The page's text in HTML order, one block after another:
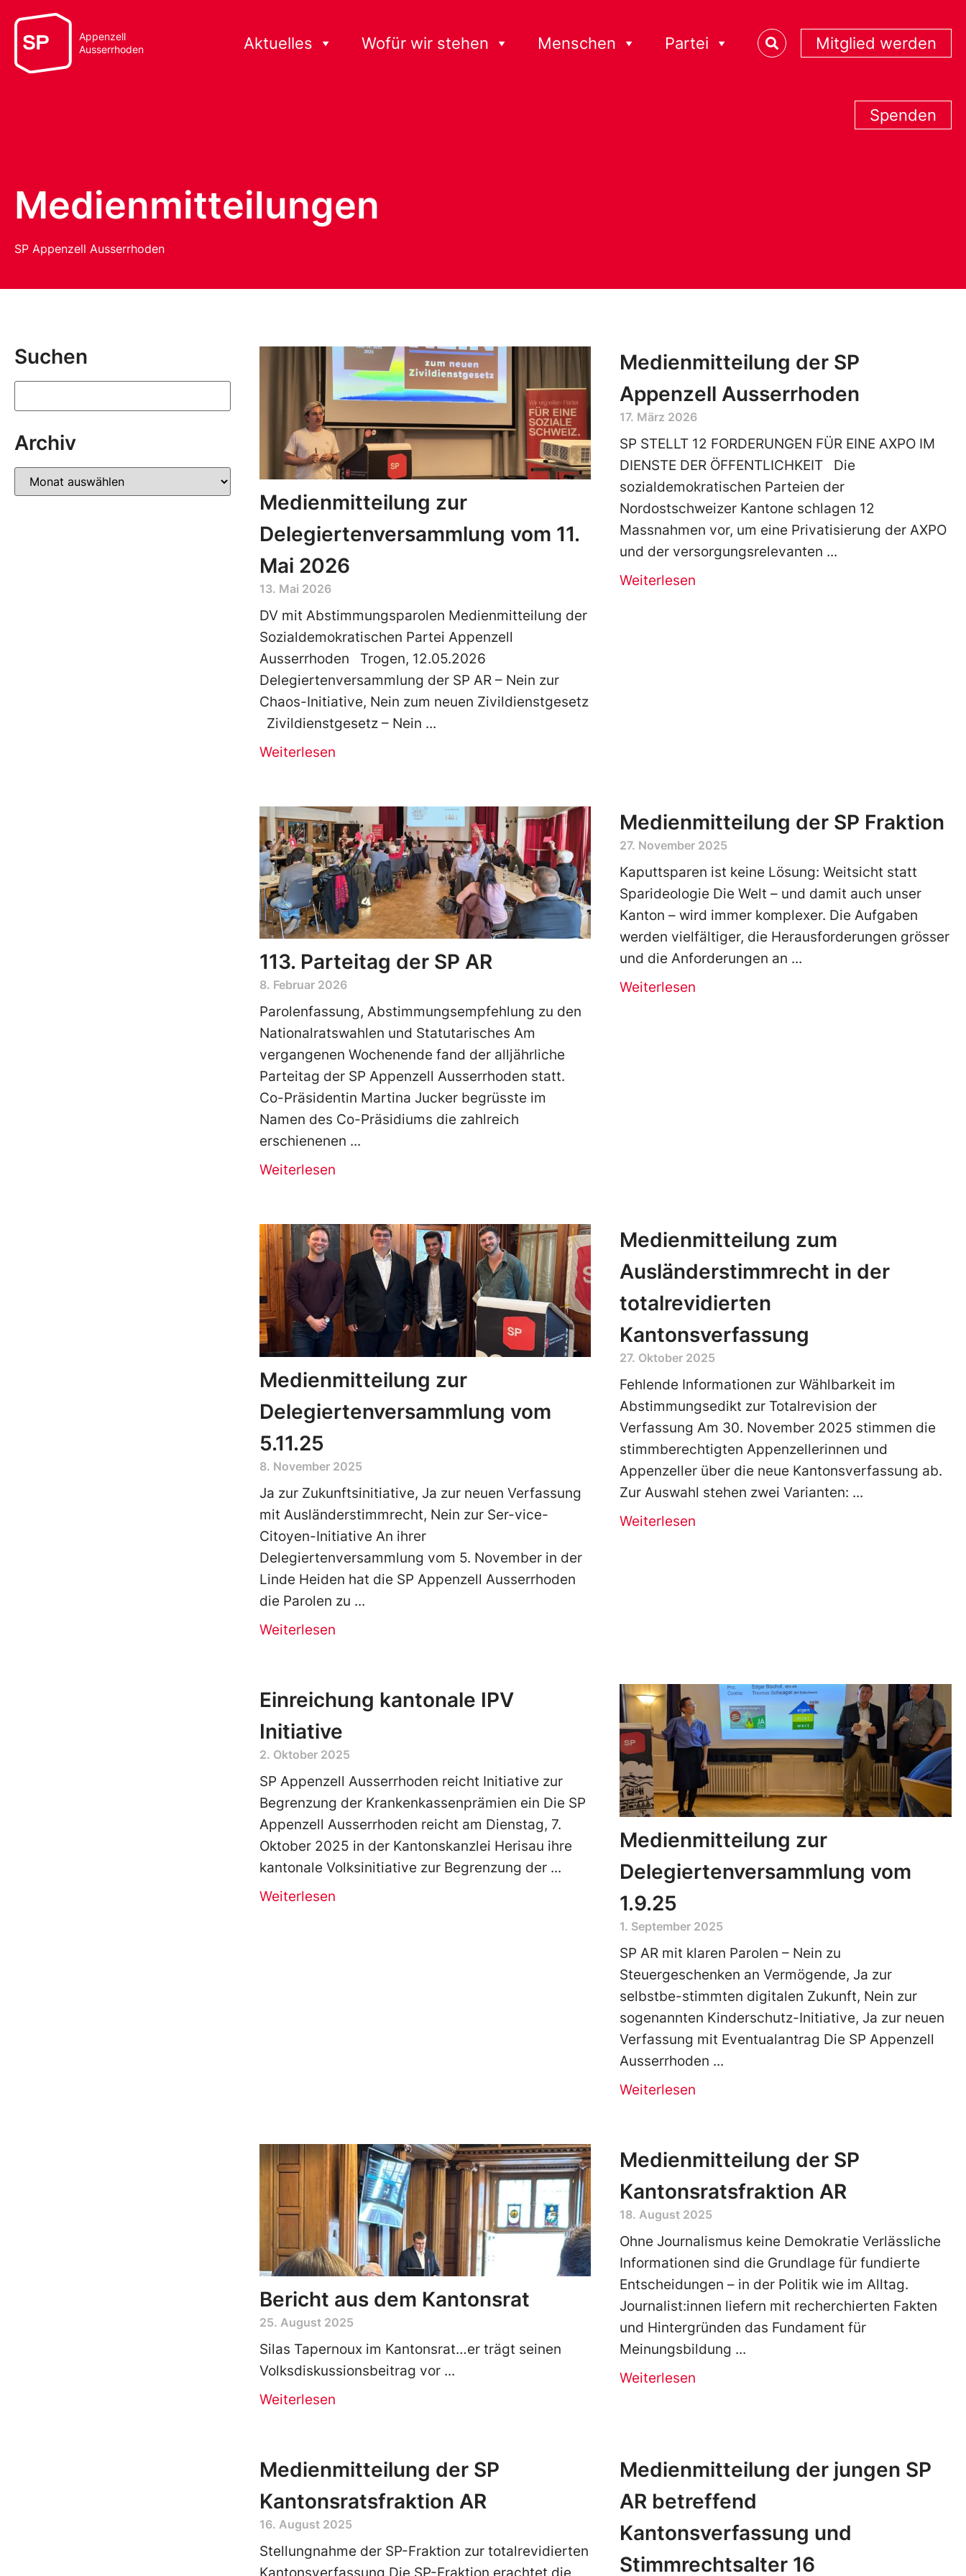
Appenzell
Ausserrhoden
Aktuelles Wofür wir stehen Menschen Partei Mitglied werden
Spenden
Medienmitteilungen
SP Appenzell Ausserrhoden
Suchen
Archiv
Medienmitteilung zur
Delegiertenversammlung vom 11.
Mai 2026
13. Mai 2026
DV mit Abstimmungsparolen Medienmitteilung der
Sozialdemokratischen Partei Appenzell
Ausserrhoden Trogen, 12.05.2026
Delegiertenversammlung der SP AR – Nein zur
Chaos-Initiative, Nein zum neuen Zivildienstgesetz
Zivildienstgesetz – Nein
Weiterlesen
Medienmitteilung der SP
Appenzell Ausserrhoden
17. März 2026
SP STELLT 12 FORDERUNGEN FÜR EINE AXPO IM
DIENSTE DER ÖFFENTLICHKEIT Die
sozialdemokratischen Parteien der
Nordostschweizer Kantone schlagen 12
Massnahmen vor, um eine Privatisierung der AXPO
und der versorgungsrelevanten
Weiterlesen
113. Parteitag der SP AR
8. Februar 2026
Parolenfassung, Abstimmungsempfehlung zu den
Nationalratswahlen und Statutarisches Am
vergangenen Wochenende fand der alljährliche
Parteitag der SP Appenzell Ausserrhoden statt.
Co-Präsidentin Martina Jucker begrüsste im
Namen des Co-Präsidiums die zahlreich
erschienenen
Weiterlesen
Medienmitteilung der SP Fraktion
27. November 2025
Kaputtsparen ist keine Lösung: Weitsicht statt
Sparideologie Die Welt – und damit auch unser
Kanton – wird immer komplexer. Die Aufgaben
werden vielfältiger, die Herausforderungen grösser
und die Anforderungen an
Weiterlesen
Medienmitteilung zur
Delegiertenversammlung vom
5.11.25
8. November 2025
Ja zur Zukunftsinitiative, Ja zur neuen Verfassung
mit Ausländerstimmrecht, Nein zur Ser-vice-
Citoyen-Initiative An ihrer
Delegiertenversammlung vom 5. November in der
Linde Heiden hat die SP Appenzell Ausserrhoden
die Parolen zu
Weiterlesen
Medienmitteilung zum
Ausländerstimmrecht in der
totalrevidierten
Kantonsverfassung
27. Oktober 2025
Fehlende Informationen zur Wählbarkeit im
Abstimmungsedikt zur Totalrevision der
Verfassung Am 30. November 2025 stimmen die
stimmberechtigten Appenzellerinnen und
Appenzeller über die neue Kantonsverfassung ab.
Zur Auswahl stehen zwei Varianten:
Weiterlesen
Einreichung kantonale IPV
Initiative
2. Oktober 2025
SP Appenzell Ausserrhoden reicht Initiative zur
Begrenzung der Krankenkassenprämien ein Die SP
Appenzell Ausserrhoden reicht am Dienstag, 7.
Oktober 2025 in der Kantonskanzlei Herisau ihre
kantonale Volksinitiative zur Begrenzung der
Weiterlesen
Medienmitteilung zur
Delegiertenversammlung vom
1.9.25
1. September 2025
SP AR mit klaren Parolen – Nein zu
Steuergeschenken an Vermögende, Ja zur
selbstbe-stimmten digitalen Zukunft, Nein zur
sogenannten Kinderschutz-Initiative, Ja zur neuen
Verfassung mit Eventualantrag Die SP Appenzell
Ausserrhoden
Weiterlesen
Bericht aus dem Kantonsrat
25. August 2025
Silas Tapernoux im Kantonsrat…er trägt seinen
Volksdiskussionsbeitrag vor
Weiterlesen
Medienmitteilung der SP
Kantonsratsfraktion AR
18. August 2025
Ohne Journalismus keine Demokratie Verlässliche
Informationen sind die Grundlage für fundierte
Entscheidungen – in der Politik wie im Alltag.
Journalist:innen liefern mit recherchierten Fakten
und Hintergründen das Fundament für
Meinungsbildung
Weiterlesen
Medienmitteilung der SP
Kantonsratsfraktion AR
16. August 2025
Stellungnahme der SP-Fraktion zur totalrevidierten
Medienmitteilung der jungen SP
AR betreffend
Kantonsverfassung und
Stimmrechtsalter 16